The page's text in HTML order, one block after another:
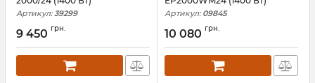
Артикул: 39299
9 450 грн.
Артикул: 09845
10 080 грн.